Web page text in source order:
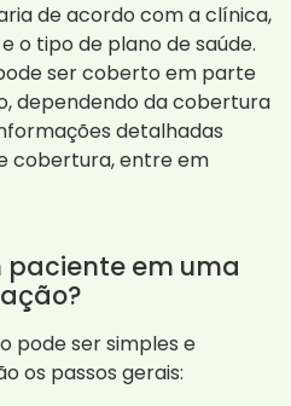
de acordo com a clínica,
o tipo de plano de saúde.
ser coberto em parte
dependendo da cobertura
detalhadas
cobertura, entre em
em uma
pode ser simples e
os passos gerais: